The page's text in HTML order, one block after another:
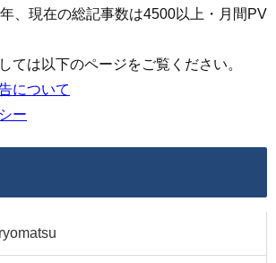
、現在の総記事数は4500以上・月間PV
ては以下のページをご覧ください。
について
ー